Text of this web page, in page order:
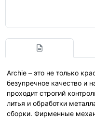
Archie – это не только
безупречное качество и
проходит строгий
литья и обработки
сборки. Фирменные